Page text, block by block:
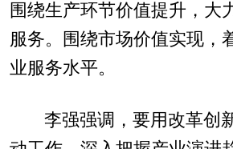
围绕生产环节价值提升，大
服务。围绕市场价值实现，
业服务水平。
李强强调，要用改革创